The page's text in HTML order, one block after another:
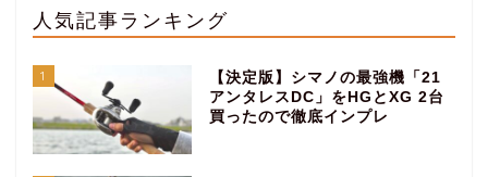
人気記事ランキング
1
【決定版】シマノの最強機「21
アンタレスDC」をHGとXG 2台
買ったので徹底インプレ